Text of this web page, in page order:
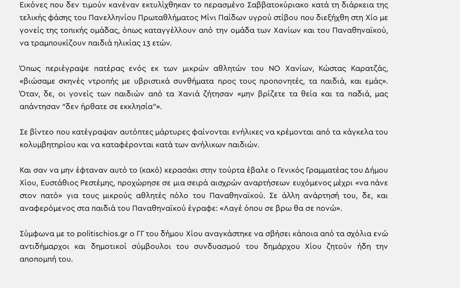
Εικόνες που δεν τιμούν κανέναν εκτυλίχθηκαν το περασμένο Σαββατοκύριακο κατά τη διάρκεια της
τελικής φάσης του Πανελληνίου Πρωταθλήματος Μίνι Παίδων υγρού στίβου που διεξήχθη στη Χίο με
γονείς της τοπικής ομάδας, όπως καταγγέλλουν από την ομάδα των Χανίων και του Παναθηναϊκού,
να τραμπουκίζουν παιδιά ηλικίας 13 ετών.
Όπως περιέγραψε πατέρας ενός εκ των μικρών αθλητών του ΝΟ Χανίων, Κώστας Καρατζάς,
«βιώσαμε σκηνές ντροπής με υβριστικά συνθήματα προς τους προπονητές, τα παιδιά, και εμάς».
Όταν, δε, οι γονείς των παιδιών από τα Χανιά ζήτησαν «μην βρίζετε τα θεία και τα παδιά, μας
απάντησαν “δεν ήρθατε σε εκκλησία”».
Σε βίντεο που κατέγραψαν αυτόπτες μάρτυρες φαίνονται ενήλικες να κρέμονται από τα κάγκελα του
κολυμβητηρίου και να καταφέρονται κατά των ανήλικων παιδιών.
Και σαν να μην έφταναν αυτό το (κακό) κερασάκι στην τούρτα έβαλε ο Γενικός Γραμματέας του Δήμου
Χίου, Ευστάθιος Ρεστέμης, προχώρησε σε μια σειρά αισχρών αναρτήσεων ευχόμενος μέχρι «να πάνε
στον πατό» για τους μικρούς αθλητές πόλο του Παναθηναϊκού. Σε άλλη ανάρτησή του, δε, και
αναφερόμενος στα παιδιά του Παναθηναϊκού έγραφε: «Λαγέ όπου σε βρω θα σε πονώ».
Σύμφωνα με το politischios.gr ο ΓΓ του δήμου Χίου αναγκάστηκε να σβήσει κάποια από τα σχόλια ενώ
αντιδήμαρχοι και δημοτικοί σύμβουλοι του συνδυασμού του δημάρχου Χίου ζητούν ήδη την
αποπομπή του.